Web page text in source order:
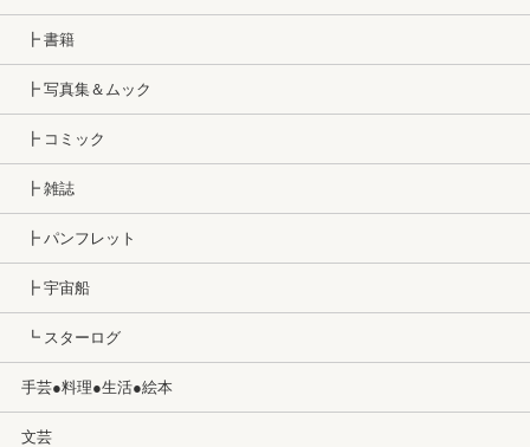
┣ 書籍
┣ 写真集＆ムック
┣ コミック
┣ 雑誌
┣ パンフレット
┣ 宇宙船
┗ スターログ
手芸●料理●生活●絵本
文芸